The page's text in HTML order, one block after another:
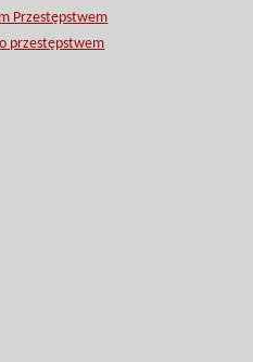
Przestępstwem
przestępstwem